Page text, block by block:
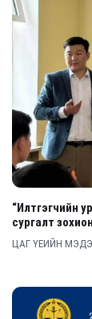
“Илтгэгчийн
сургалт
ЦАГ ҮЕИЙН